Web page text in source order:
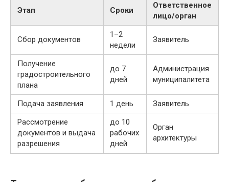
Этап Сроки
Ответственное
лицо/орган
Сбор документов
1–2
недели
Заявитель
Получение
градостроительного
плана
до 7
дней
Администрация
муниципалитета
Подача заявления 1 день
Заявитель
Рассмотрение
документов и выдача
разрешения
до 10
рабочих
дней
Орган
архитектуры